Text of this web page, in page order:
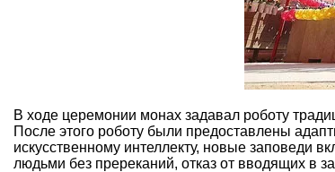
В ходе церемонии монах задавал роботу
После этого роботу были предоставлены
искусственному интеллекту, новые заповеди
людьми без пререканий, отказ от вводящих в